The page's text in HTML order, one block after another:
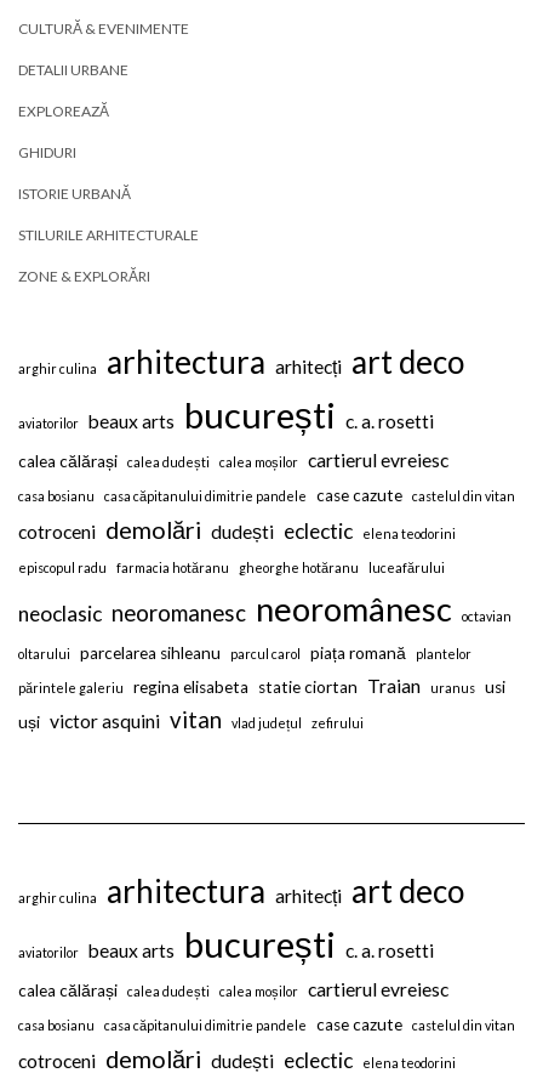
CULTURĂ & EVENIMENTE
DETALII URBANE
EXPLOREAZĂ
GHIDURI
ISTORIE URBANĂ
STILURILE ARHITECTURALE
ZONE & EXPLORĂRI
arghir culina arhitectura arhitecți art deco
aviatorilor beaux arts bucurești c. a. rosetti
calea călărași calea dudești calea moșilor cartierul evreiesc
casa bosianu casa căpitanului dimitrie pandele case cazute castelul din vitan
cotroceni demolări dudești eclectic elena teodorini
episcopul radu farmacia hotăranu gheorghe hotăranu luceafărului
neoclasic neoromanesc neoromânesc octavian
oltarului parcelarea sihleanu parcul carol piața romană plantelor
părintele galeriu regina elisabeta statie ciortan Traian uranus
usi
uși victor asquini vitan vlad județul zefirului
arghir culina arhitectura arhitecți art deco
aviatorilor beaux arts bucurești c. a. rosetti
calea călărași calea dudești calea moșilor cartierul evreiesc
casa bosianu casa căpitanului dimitrie pandele case cazute castelul din vitan
cotroceni demolări dudești eclectic elena teodorini